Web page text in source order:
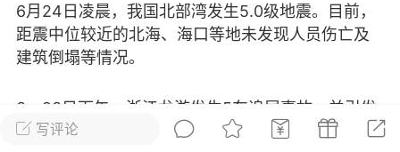
闪充小白罐
本/双效闪充，养出紧致小白脸！一、项
产品）×极光嫩肤啫喱（产品）这是一套
护...写评论
6月24日凌晨，我国北部湾发生5.0级地震。目前，
距震中位较近的北海、海口等地未发现人员伤亡及
建筑倒塌等情况。
3、23日下午，浙江龙游发生5车追尾事故，并引发
燃烧，已造成6死2伤；24日晚，甘肃兰州西固区一